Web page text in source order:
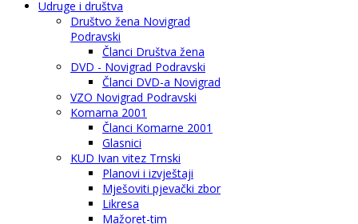
Udruge i društva
Društvo žena Novigrad
Podravski
Članci Društva žena
DVD - Novigrad Podravski
Članci DVD-a Novigrad
VZO Novigrad Podravski
Komarna 2001
Članci Komarne 2001
Glasnici
KUD Ivan vitez Trnski
Planovi i izvještaji
Mješoviti pjevački zbor
Likresa
Mažoret-tim